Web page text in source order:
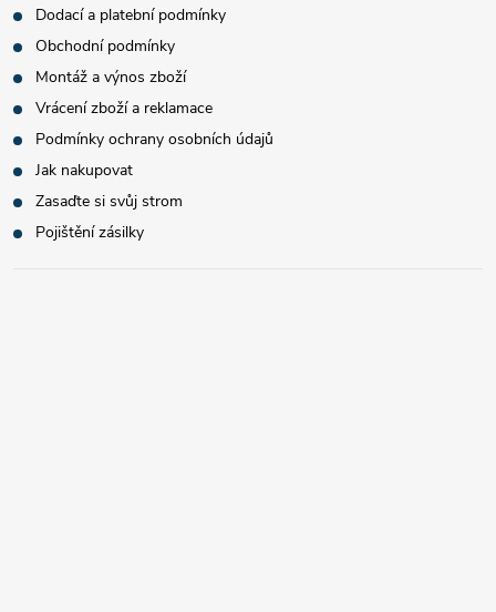
Dodací a platební podmínky
Obchodní podmínky
Montáž a výnos zboží
Vrácení zboží a reklamace
Podmínky ochrany osobních údajů
Jak nakupovat
Zasaďte si svůj strom
Pojištění zásilky